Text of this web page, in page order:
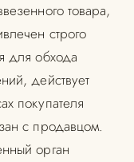
товара,
строго
для обхода
действует
покупателя
с продавцом.
орган